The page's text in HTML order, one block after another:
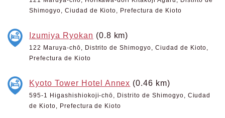
Shimogyo, Ciudad de Kioto, Prefectura de Kioto
Izumiya Ryokan (0.8 km)
122 Maruya-chō, Distrito de Shimogyo, Ciudad de Kioto,
Prefectura de Kioto
Kyoto Tower Hotel Annex (0.46 km)
595-1 Higashishiokoji-chō, Distrito de Shimogyo, Ciudad
de Kioto, Prefectura de Kioto